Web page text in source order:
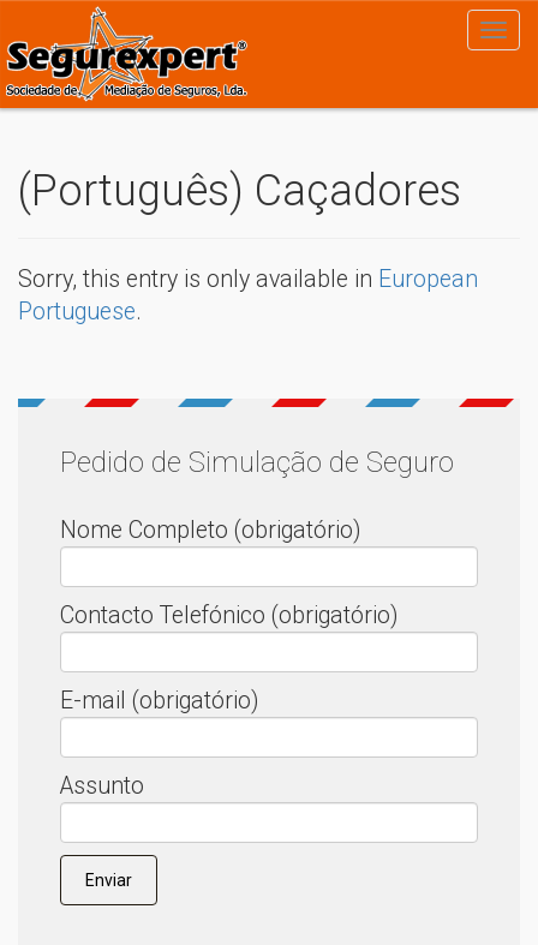
(Português) Caçadores
Sorry, this entry is only available in European
Portuguese.
Pedido de Simulação de Seguro
Nome Completo (obrigatório)
Contacto Telefónico (obrigatório)
E-mail (obrigatório)
Assunto